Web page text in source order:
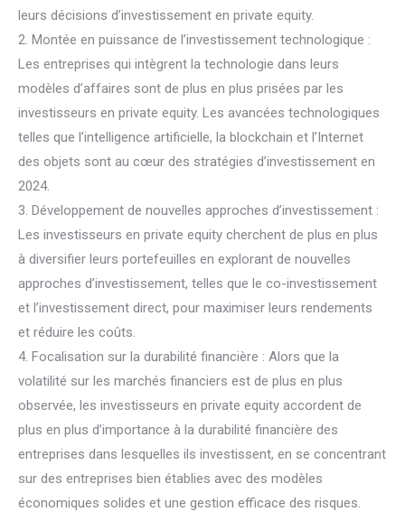
leurs décisions d’investissement en private equity.
2. Montée en puissance de l’investissement technologique :
Les entreprises qui intègrent la technologie dans leurs
modèles d’affaires sont de plus en plus prisées par les
investisseurs en private equity. Les avancées technologiques
telles que l’intelligence artificielle, la blockchain et l’Internet
des objets sont au cœur des stratégies d’investissement en
2024.
3. Développement de nouvelles approches d’investissement :
Les investisseurs en private equity cherchent de plus en plus
à diversifier leurs portefeuilles en explorant de nouvelles
approches d’investissement, telles que le co-investissement
et l’investissement direct, pour maximiser leurs rendements
et réduire les coûts.
4. Focalisation sur la durabilité financière : Alors que la
volatilité sur les marchés financiers est de plus en plus
observée, les investisseurs en private equity accordent de
plus en plus d’importance à la durabilité financière des
entreprises dans lesquelles ils investissent, en se concentrant
sur des entreprises bien établies avec des modèles
économiques solides et une gestion efficace des risques.